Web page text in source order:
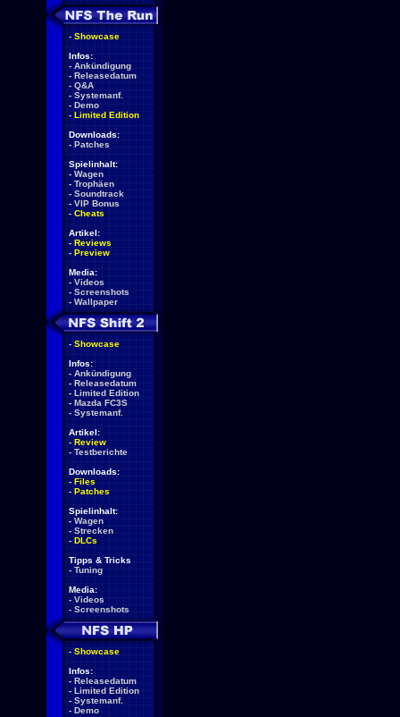
- Showcase
Infos:
- Ankündigung
- Releasedatum
- Q&A
- Systemanf.
- Demo
- Limited Edition
Downloads:
- Patches
Spielinhalt:
- Wagen
- Trophäen
- Soundtrack
- VIP Bonus
- Cheats
Artikel:
- Reviews
- Preview
Media:
- Videos
- Screenshots
- Wallpaper
- Showcase
Infos:
- Ankündigung
- Releasedatum
- Limited Edition
- Mazda FC3S
- Systemanf.
Artikel:
- Review
- Testberichte
Downloads:
- Files
- Patches
Spielinhalt:
- Wagen
- Strecken
- DLCs
Tipps & Tricks
- Tuning
Media:
- Videos
- Screenshots
- Showcase
Infos:
- Releasedatum
- Limited Edition
- Systemanf.
- Demo